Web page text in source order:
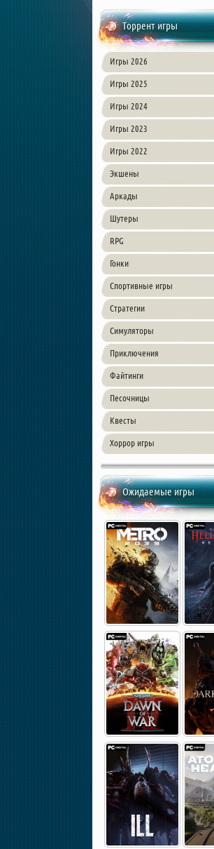
Торрент игры
Игры 2026
Игры 2025
Игры 2024
Игры 2023
Игры 2022
Экшены
Аркады
Шутеры
RPG
Гонки
Спортивные игры
Стратегии
Симуляторы
Приключения
Файтинги
Песочницы
Квесты
Хоррор игры
Ожидаемые игры